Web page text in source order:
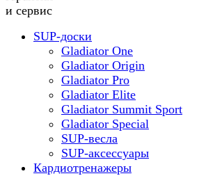
и сервис
SUP-доски
Gladiator One
Gladiator Origin
Gladiator Pro
Gladiator Elite
Gladiator Summit Sport
Gladiator Special
SUP-весла
SUP-аксессуары
Кардиотренажеры